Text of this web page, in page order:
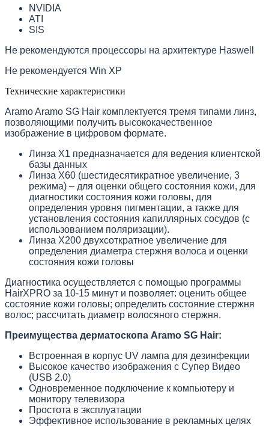
NVIDIA
ATI
SIS
Не рекомендуются процессоры на архитектуре Haswell
Не рекомендуется Win XP
Технические характеристики
Aramo Aramo SG Hair комплектуется тремя типами линз,
позволяющими получить высококачественное
изображение в цифровом формате.
Линза Х1 предназначается для ведения клиентской
базы данных
Линза Х60 (шестидесятикратное увеличение, 3
режима) – для оценки общего состояния кожи, для
диагностики состояния кожи головы, для
определения уровня пигментации, а также для
установления состояния капиллярных сосудов (с
использованием поляризации).
Линза Х200 двухсоткратное увеличение для
определения диаметра стержня волоса и оценки
состояния кожи головы
Диагностика осуществляется с помощью программы
HairXPRO за 10-15 минут и позволяет: оценить общее
состояние кожи головы; определить состояние стержня
волос; рассчитать диаметр волосяного стержня.
Преимущества дерматоскопа Aramo SG Hair:
Встроенная в корпус UV лампа для дезинфекции
Высокое качество изображения с Супер Видео
(USB 2.0)
Одновременное подключение к компьютеру и
монитору телевизора
Простота в эксплуатации
Эффективное использование в рекламных целях